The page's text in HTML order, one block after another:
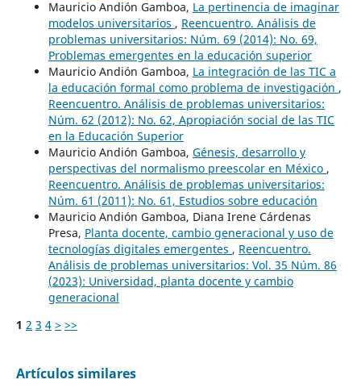
Mauricio Andión Gamboa, La pertinencia de imaginar
modelos universitarios , Reencuentro. Análisis de
problemas universitarios: Núm. 69 (2014): No. 69,
Problemas emergentes en la educación superior
Mauricio Andión Gamboa, La integración de las TIC a
la educación formal como problema de investigación ,
Reencuentro. Análisis de problemas universitarios:
Núm. 62 (2012): No. 62, Apropiación social de las TIC
en la Educación Superior
Mauricio Andión Gamboa, Génesis, desarrollo y
perspectivas del normalismo preescolar en México ,
Reencuentro. Análisis de problemas universitarios:
Núm. 61 (2011): No. 61, Estudios sobre educación
Mauricio Andión Gamboa, Diana Irene Cárdenas
Presa, Planta docente, cambio generacional y uso de
tecnologías digitales emergentes , Reencuentro.
Análisis de problemas universitarios: Vol. 35 Núm. 86
(2023): Universidad, planta docente y cambio
generacional
1 2 3 4 > >>
Artículos similares